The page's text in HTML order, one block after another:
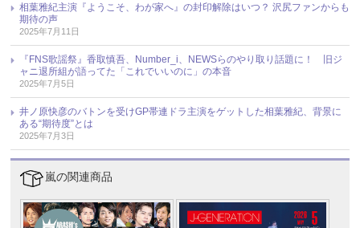
相葉雅紀主演『ようこそ、わが家へ』の封印解除はいつ？ 沢尻ファンからも
期待の声
2025年7月11日
『FNS歌謡祭』香取慎吾、Number_i、NEWSらのやり取り話題に！ 旧ジ
ャニ退所組が語ってた「これでいいのに」の本音
2025年7月5日
井ノ原快彦のバトンを受けGP帯連ドラ主演をゲットした相葉雅紀、背景に
ある“期待度”とは
2025年7月3日
嵐の関連商品